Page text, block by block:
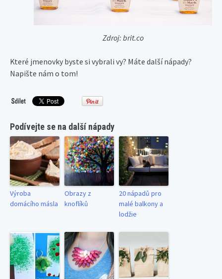
Zdroj: brit.co
Které jmenovky byste si vybrali vy? Máte další nápady?
Napište nám o tom!
Podívejte se na další nápady
Výroba
domácího másla
Obrazy z
knoflíků
20 nápadů pro
malé balkony a
lodžie